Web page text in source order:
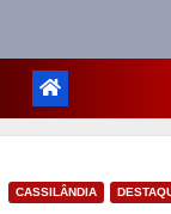
CASSILÂNDIA